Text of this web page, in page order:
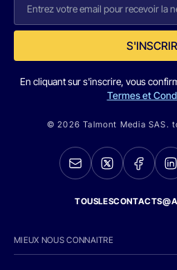
En cliquant sur s'inscrire, vous
Termes et
© 2026 Talmont Media SAS.
MIEUX NOUS CONNAITRE